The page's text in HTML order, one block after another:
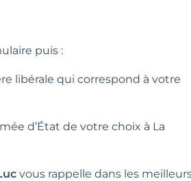
puis :
libérale qui correspond à votre
d’État de votre choix à La
vous rappelle dans les